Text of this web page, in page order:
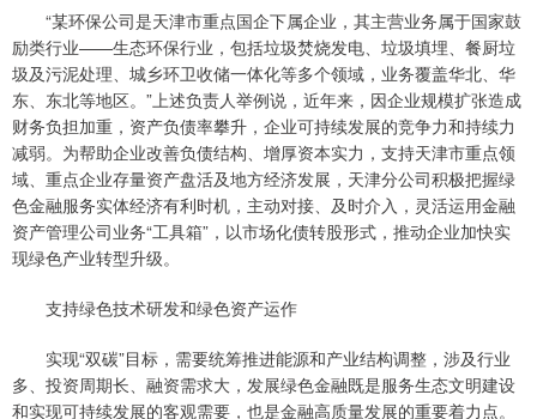
“某环保公司是天津市重点国企下属企业，其主营业务属于国家鼓
励类行业——生态环保行业，包括垃圾焚烧发电、垃圾填埋、餐厨垃
圾及污泥处理、城乡环卫收储一体化等多个领域，业务覆盖华北、华
东、东北等地区。”上述负责人举例说，近年来，因企业规模扩张造成
财务负担加重，资产负债率攀升，企业可持续发展的竞争力和持续力
减弱。为帮助企业改善负债结构、增厚资本实力，支持天津市重点领
域、重点企业存量资产盘活及地方经济发展，天津分公司积极把握绿
色金融服务实体经济有利时机，主动对接、及时介入，灵活运用金融
资产管理公司业务“工具箱”，以市场化债转股形式，推动企业加快实
现绿色产业转型升级。
支持绿色技术研发和绿色资产运作
实现“双碳”目标，需要统筹推进能源和产业结构调整，涉及行业
多、投资周期长、融资需求大，发展绿色金融既是服务生态文明建设
和实现可持续发展的客观需要，也是金融高质量发展的重要着力点。